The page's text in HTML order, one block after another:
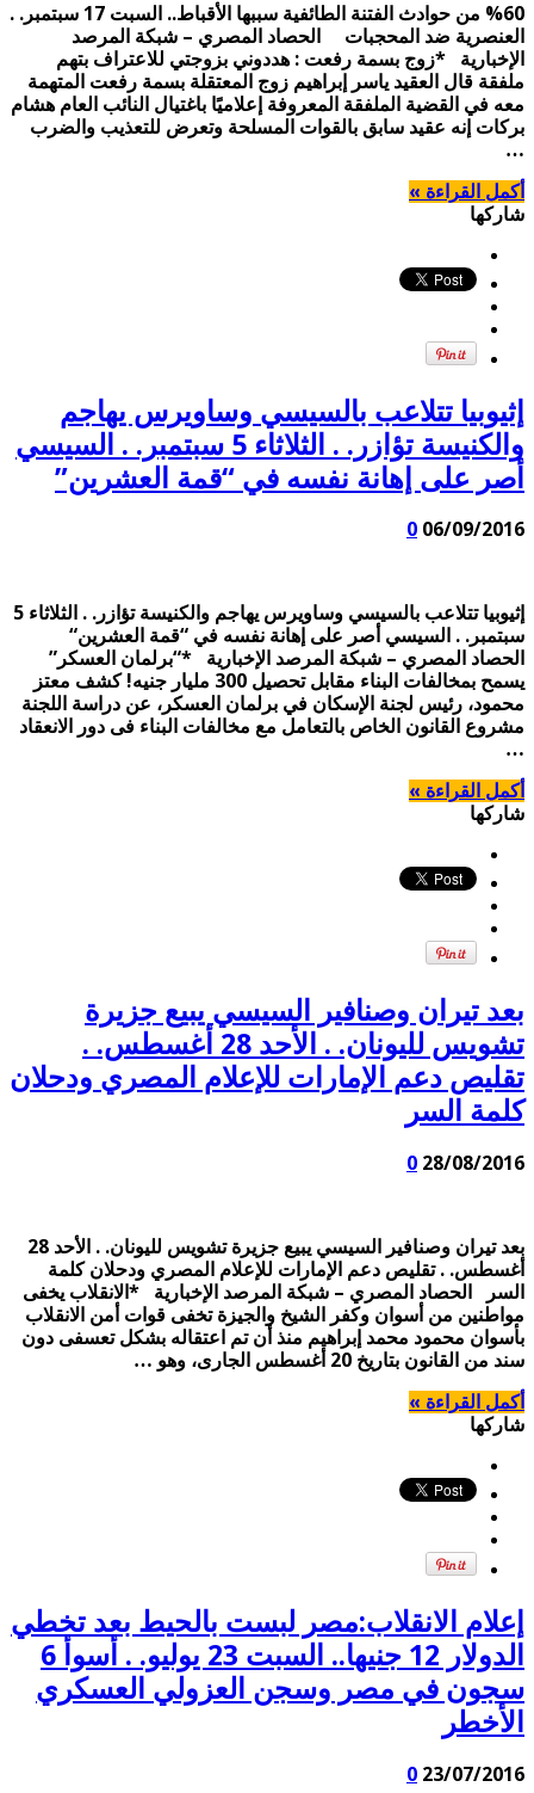
%60 من حوادث الفتنة الطائفية سببها الأقباط.. السبت 17 سبتمبر. .
العنصرية ضد المحجبات الحصاد المصري – شبكة المرصد
الإخبارية *زوج بسمة رفعت : هددوني بزوجتي للاعتراف بتهم
ملفقة قال العقيد ياسر إبراهيم زوج المعتقلة بسمة رفعت المتهمة
معه في القضية الملفقة المعروفة إعلاميًا باغتيال النائب العام هشام
بركات إنه عقيد سابق بالقوات المسلحة وتعرض للتعذيب والضرب
…
أكمل القراءة »
شاركها
إثيوبيا تتلاعب بالسيسي وساويرس يهاجم
والكنيسة تؤازر. . الثلاثاء 5 سبتمبر. . السيسي
أصر على إهانة نفسه في “قمة العشرين”
06/09/2016
0
إثيوبيا تتلاعب بالسيسي وساويرس يهاجم والكنيسة تؤازر. . الثلاثاء 5
سبتمبر. . السيسي أصر على إهانة نفسه في “قمة العشرين“
الحصاد المصري – شبكة المرصد الإخبارية *“برلمان العسكر”
يسمح بمخالفات البناء مقابل تحصيل 300 مليار جنيه! كشف معتز
محمود، رئيس لجنة الإسكان في برلمان العسكر، عن دراسة اللجنة
مشروع القانون الخاص بالتعامل مع مخالفات البناء فى دور الانعقاد
…
أكمل القراءة »
شاركها
بعد تيران وصنافير السيسي يبيع جزيرة
تشويس لليونان. . الأحد 28 أغسطس. .
تقليص دعم الإمارات للإعلام المصري ودحلان
كلمة السر
28/08/2016
0
بعد تيران وصنافير السيسي يبيع جزيرة تشويس لليونان. . الأحد 28
أغسطس. . تقليص دعم الإمارات للإعلام المصري ودحلان كلمة
السر الحصاد المصري – شبكة المرصد الإخبارية *الانقلاب يخفى
مواطنين من أسوان وكفر الشيخ والجيزة تخفى قوات أمن الانقلاب
بأسوان محمود محمد إبراهيم منذ أن تم اعتقاله بشكل تعسفى دون
سند من القانون بتاريخ 20 أغسطس الجارى، وهو …
أكمل القراءة »
شاركها
إعلام الانقلاب:مصر لبست بالحيط بعد تخطي
الدولار 12 جنيها.. السبت 23 يوليو. . أسوأ 6
سجون في مصر وسجن العزولي العسكري
الأخطر
23/07/2016
0